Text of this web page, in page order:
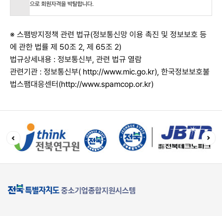
으로 회원자격을 박탈합니다.
※ 스팸방지정책 관련 법규(정보통신망 이용 촉진 및 정보보호 등
에 관한 법률 제 50조 2, 제 65조 2)
법규상세내용 : 정보통신부, 관련 법규 열람
관련기관 : 정보통신부( http://www.mic.go.kr), 한국정보보호불
법스팸대응센터(http://www.spamcop.or.kr)